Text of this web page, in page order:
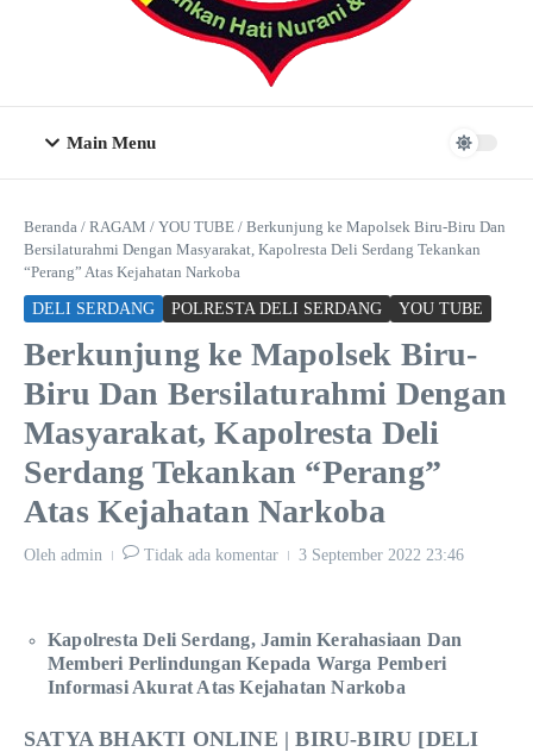
Main Menu
Beranda / RAGAM / YOU TUBE / Berkunjung ke Mapolsek Biru-Biru Dan
Bersilaturahmi Dengan Masyarakat, Kapolresta Deli Serdang Tekankan
“Perang” Atas Kejahatan Narkoba
DELI SERDANG POLRESTA DELI SERDANG YOU TUBE
Berkunjung ke Mapolsek Biru-
Biru Dan Bersilaturahmi Dengan
Masyarakat, Kapolresta Deli
Serdang Tekankan “Perang”
Atas Kejahatan Narkoba
Oleh admin Tidak ada komentar 3 September 2022 23:46
Kapolresta Deli Serdang, Jamin Kerahasiaan Dan
Memberi Perlindungan Kepada Warga Pemberi
Informasi Akurat Atas Kejahatan Narkoba
SATYA BHAKTI ONLINE | BIRU-BIRU [DELI